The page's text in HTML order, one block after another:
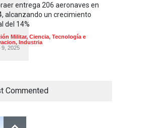
entrega 206 aeronaves en
alcanzando un crecimiento
del 14%
Militar, Ciencia, Tecnología e
, Industria
9, 2025
Commented